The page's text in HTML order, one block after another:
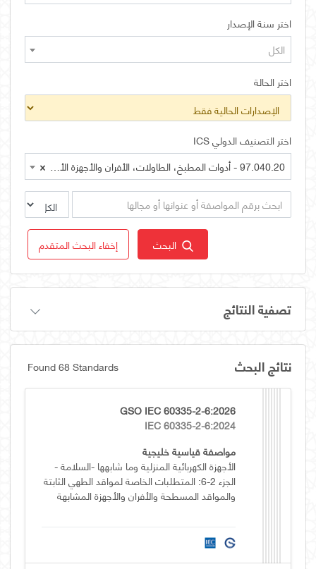
اختر سنة الإصدار
الكل
اختر الحالة
اختر التصنيف الدولي ICS
×
97.040.20 - أدوات المطبخ، الطاولات، الأفران والأجهزة الأخرى المماثلة
البحث إخفاء البحث المتقدم
تصفية النتائج
نتائج البحث Found 68 Standards
GSO IEC 60335-2-6:2026
IEC 60335-2-6:2024
مواصفة قياسية خليجية
الأجهزة الكهربائية المنزلية وما شابهها -السلامة -
الجزء 2-6: المتطلبات الخاصة لمواقد الطهي الثابتة
والمواقد المسطحة والأفران والأجهزة المشابهة